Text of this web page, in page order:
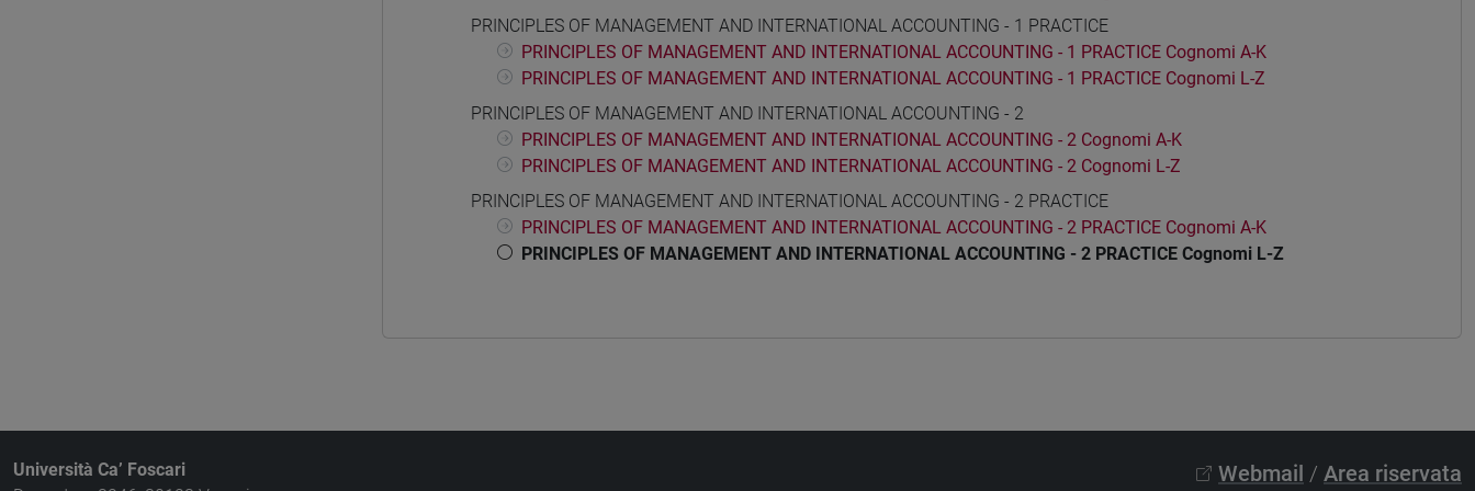
PRINCIPLES OF MANAGEMENT AND INTERNATIONAL ACCOUNTING - 1 PRACTICE
PRINCIPLES OF MANAGEMENT AND INTERNATIONAL ACCOUNTING - 1 PRACTICE Cognomi A-K
PRINCIPLES OF MANAGEMENT AND INTERNATIONAL ACCOUNTING - 1 PRACTICE Cognomi L-Z
PRINCIPLES OF MANAGEMENT AND INTERNATIONAL ACCOUNTING - 2
PRINCIPLES OF MANAGEMENT AND INTERNATIONAL ACCOUNTING - 2 Cognomi A-K
PRINCIPLES OF MANAGEMENT AND INTERNATIONAL ACCOUNTING - 2 Cognomi L-Z
PRINCIPLES OF MANAGEMENT AND INTERNATIONAL ACCOUNTING - 2 PRACTICE
PRINCIPLES OF MANAGEMENT AND INTERNATIONAL ACCOUNTING - 2 PRACTICE Cognomi A-K
PRINCIPLES OF MANAGEMENT AND INTERNATIONAL ACCOUNTING - 2 PRACTICE Cognomi L-Z
Università Ca’ Foscari
Webmail / Area riservata